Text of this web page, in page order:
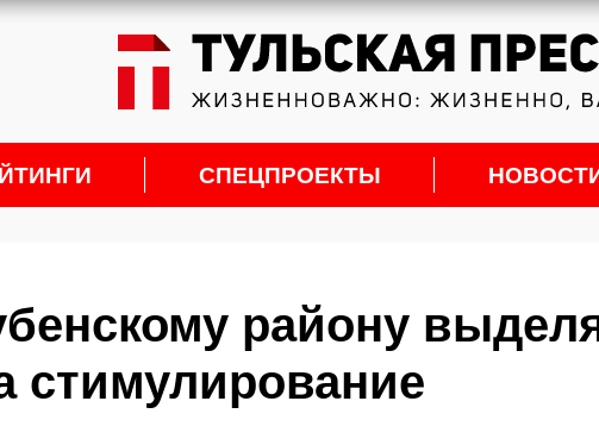
СПЕЦПРОЕКТЫ
району
стимулирование